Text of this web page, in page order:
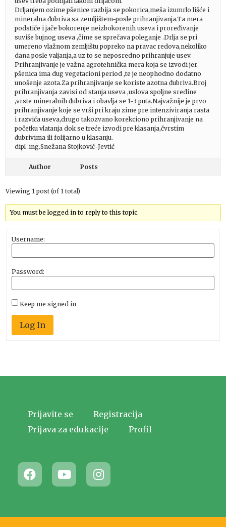
Drljanjem ozime pšenice razbija se pokorica,meša izumrlo lišće i
mineralna đubriva sa zemljištem-posle prihranjivanja.Ta mera
podstiče i jače bokorenje neizbokorenih useva i proređivanje
suviše bujnog useva ,čime se sprečava poleganje .Drlja se pri
umereno vlažnom zemljištu popreko na pravac redova,nekoliko
dana posle valjanja,a uz to se neposredno prihranjuje usev.
Prihranjivanje je važna agrotehnička mera koja se izvodi jer
pšenica ima dug vegetacioni period ,te je neophodno dodatno
unošenje azota.Za prihranjivanje se koriste azotna đubriva.Broj
prihranjivanja zavisi od stanja useva ,uslova spoljne sredine
,vrste mineralnih đubriva i obavlja se 1-3 puta.Najvažnije je prvo
prihranjivanje koje se vrši pri kraju zime pre intenziviranja rasta
i razvića useva,drugo takozvano korekciono prihranjivanje na
početku vlatanja dok se treće izvodi pre klasanja,čvrstim
đubrivima ili folijarno u klasanju.
dipl .ing.Snežana Stojković-Jevtić
Author Posts
Viewing 1 post (of 1 total)
You must be logged in to reply to this topic.
Username:
Password:
Keep me signed in
Log In
Prijavite se
Registracija
Prijava za edukacije
Profil